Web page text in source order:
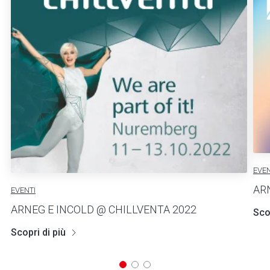
EVENTI
ARNEG E INCOLD @ CHILLVENTA 2022
Scopri di più